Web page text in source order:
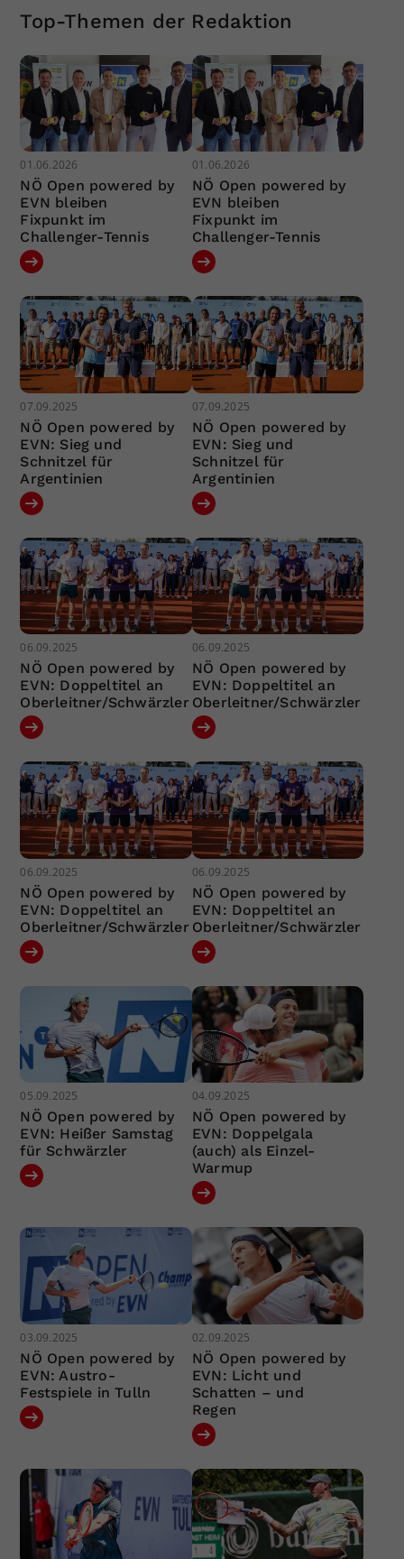
Top-Themen der Redaktion
01.06.2026
NÖ Open powered by
EVN bleiben
Fixpunkt im
Challenger-Tennis
01.06.2026
NÖ Open powered by
EVN bleiben
Fixpunkt im
Challenger-Tennis
07.09.2025
NÖ Open powered by
EVN: Sieg und
Schnitzel für
Argentinien
07.09.2025
NÖ Open powered by
EVN: Sieg und
Schnitzel für
Argentinien
06.09.2025
NÖ Open powered by
EVN: Doppeltitel an
Oberleitner/Schwärzler
06.09.2025
NÖ Open powered by
EVN: Doppeltitel an
Oberleitner/Schwärzler
06.09.2025
NÖ Open powered by
EVN: Doppeltitel an
Oberleitner/Schwärzler
06.09.2025
NÖ Open powered by
EVN: Doppeltitel an
Oberleitner/Schwärzler
05.09.2025
NÖ Open powered by
EVN: Heißer Samstag
für Schwärzler
04.09.2025
NÖ Open powered by
EVN: Doppelgala
(auch) als Einzel-
Warmup
03.09.2025
NÖ Open powered by
EVN: Austro-
Festspiele in Tulln
02.09.2025
NÖ Open powered by
EVN: Licht und
Schatten – und
Regen